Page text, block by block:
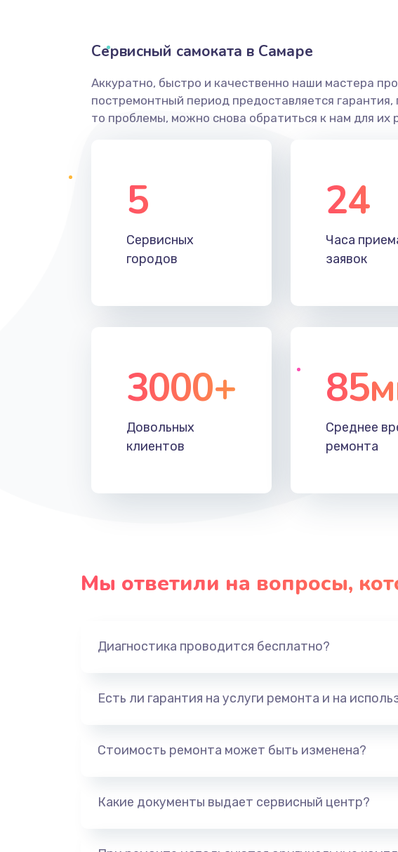
Сервисный самоката в Самаре
Аккуратно, быстро и качественно наши мастера
постремонтный период предоставляется
то проблемы, можно снова обратиться к нам для их
5
Сервисных
городов
24
Часа
заявок
3000+
Довольных
клиентов
Среднее
ремонта
Мы ответили на вопросы,
Диагностика проводится бесплатно?
Есть ли гарантия на услуги ремонта и на
Стоимость ремонта может быть изменена?
Какие документы выдает сервисный центр?